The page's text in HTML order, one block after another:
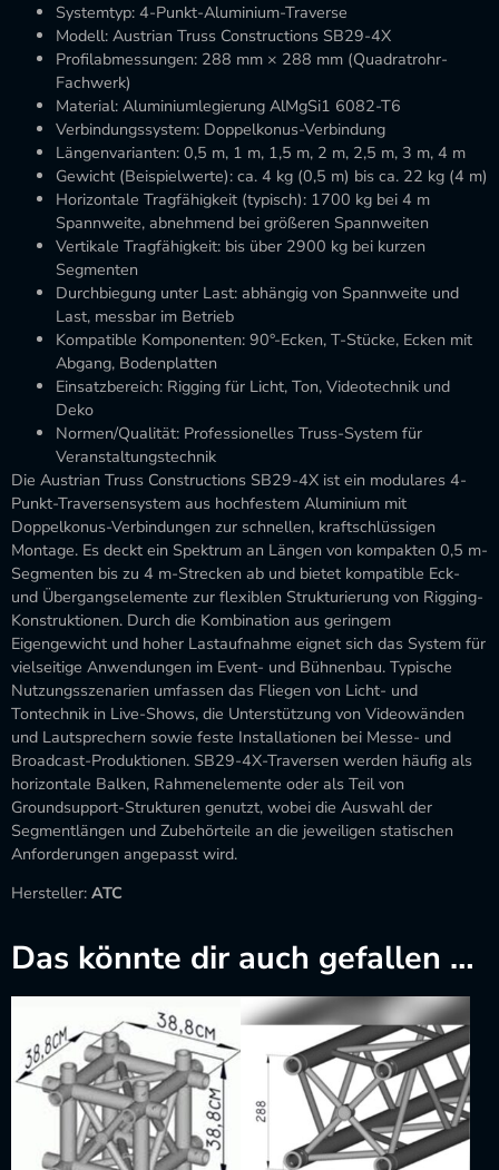
Systemtyp: 4-Punkt-Aluminium-Traverse
Modell: Austrian Truss Constructions SB29-4X
Profilabmessungen: 288 mm × 288 mm (Quadratrohr-
Fachwerk)
Material: Aluminiumlegierung AlMgSi1 6082-T6
Verbindungssystem: Doppelkonus-Verbindung
Längenvarianten: 0,5 m, 1 m, 1,5 m, 2 m, 2,5 m, 3 m, 4 m
Gewicht (Beispielwerte): ca. 4 kg (0,5 m) bis ca. 22 kg (4 m)
Horizontale Tragfähigkeit (typisch): 1700 kg bei 4 m
Spannweite, abnehmend bei größeren Spannweiten
Vertikale Tragfähigkeit: bis über 2900 kg bei kurzen
Segmenten
Durchbiegung unter Last: abhängig von Spannweite und
Last, messbar im Betrieb
Kompatible Komponenten: 90°-Ecken, T-Stücke, Ecken mit
Abgang, Bodenplatten
Einsatzbereich: Rigging für Licht, Ton, Videotechnik und
Deko
Normen/Qualität: Professionelles Truss-System für
Veranstaltungstechnik
Die Austrian Truss Constructions SB29-4X ist ein modulares 4-
Punkt-Traversensystem aus hochfestem Aluminium mit
Doppelkonus-Verbindungen zur schnellen, kraftschlüssigen
Montage. Es deckt ein Spektrum an Längen von kompakten 0,5 m-
Segmenten bis zu 4 m-Strecken ab und bietet kompatible Eck-
und Übergangselemente zur flexiblen Strukturierung von Rigging-
Konstruktionen. Durch die Kombination aus geringem
Eigengewicht und hoher Lastaufnahme eignet sich das System für
vielseitige Anwendungen im Event- und Bühnenbau. Typische
Nutzungsszenarien umfassen das Fliegen von Licht- und
Tontechnik in Live-Shows, die Unterstützung von Videowänden
und Lautsprechern sowie feste Installationen bei Messe- und
Broadcast-Produktionen. SB29-4X-Traversen werden häufig als
horizontale Balken, Rahmenelemente oder als Teil von
Groundsupport-Strukturen genutzt, wobei die Auswahl der
Segmentlängen und Zubehörteile an die jeweiligen statischen
Anforderungen angepasst wird.
Hersteller: ATC
Das könnte dir auch gefallen …